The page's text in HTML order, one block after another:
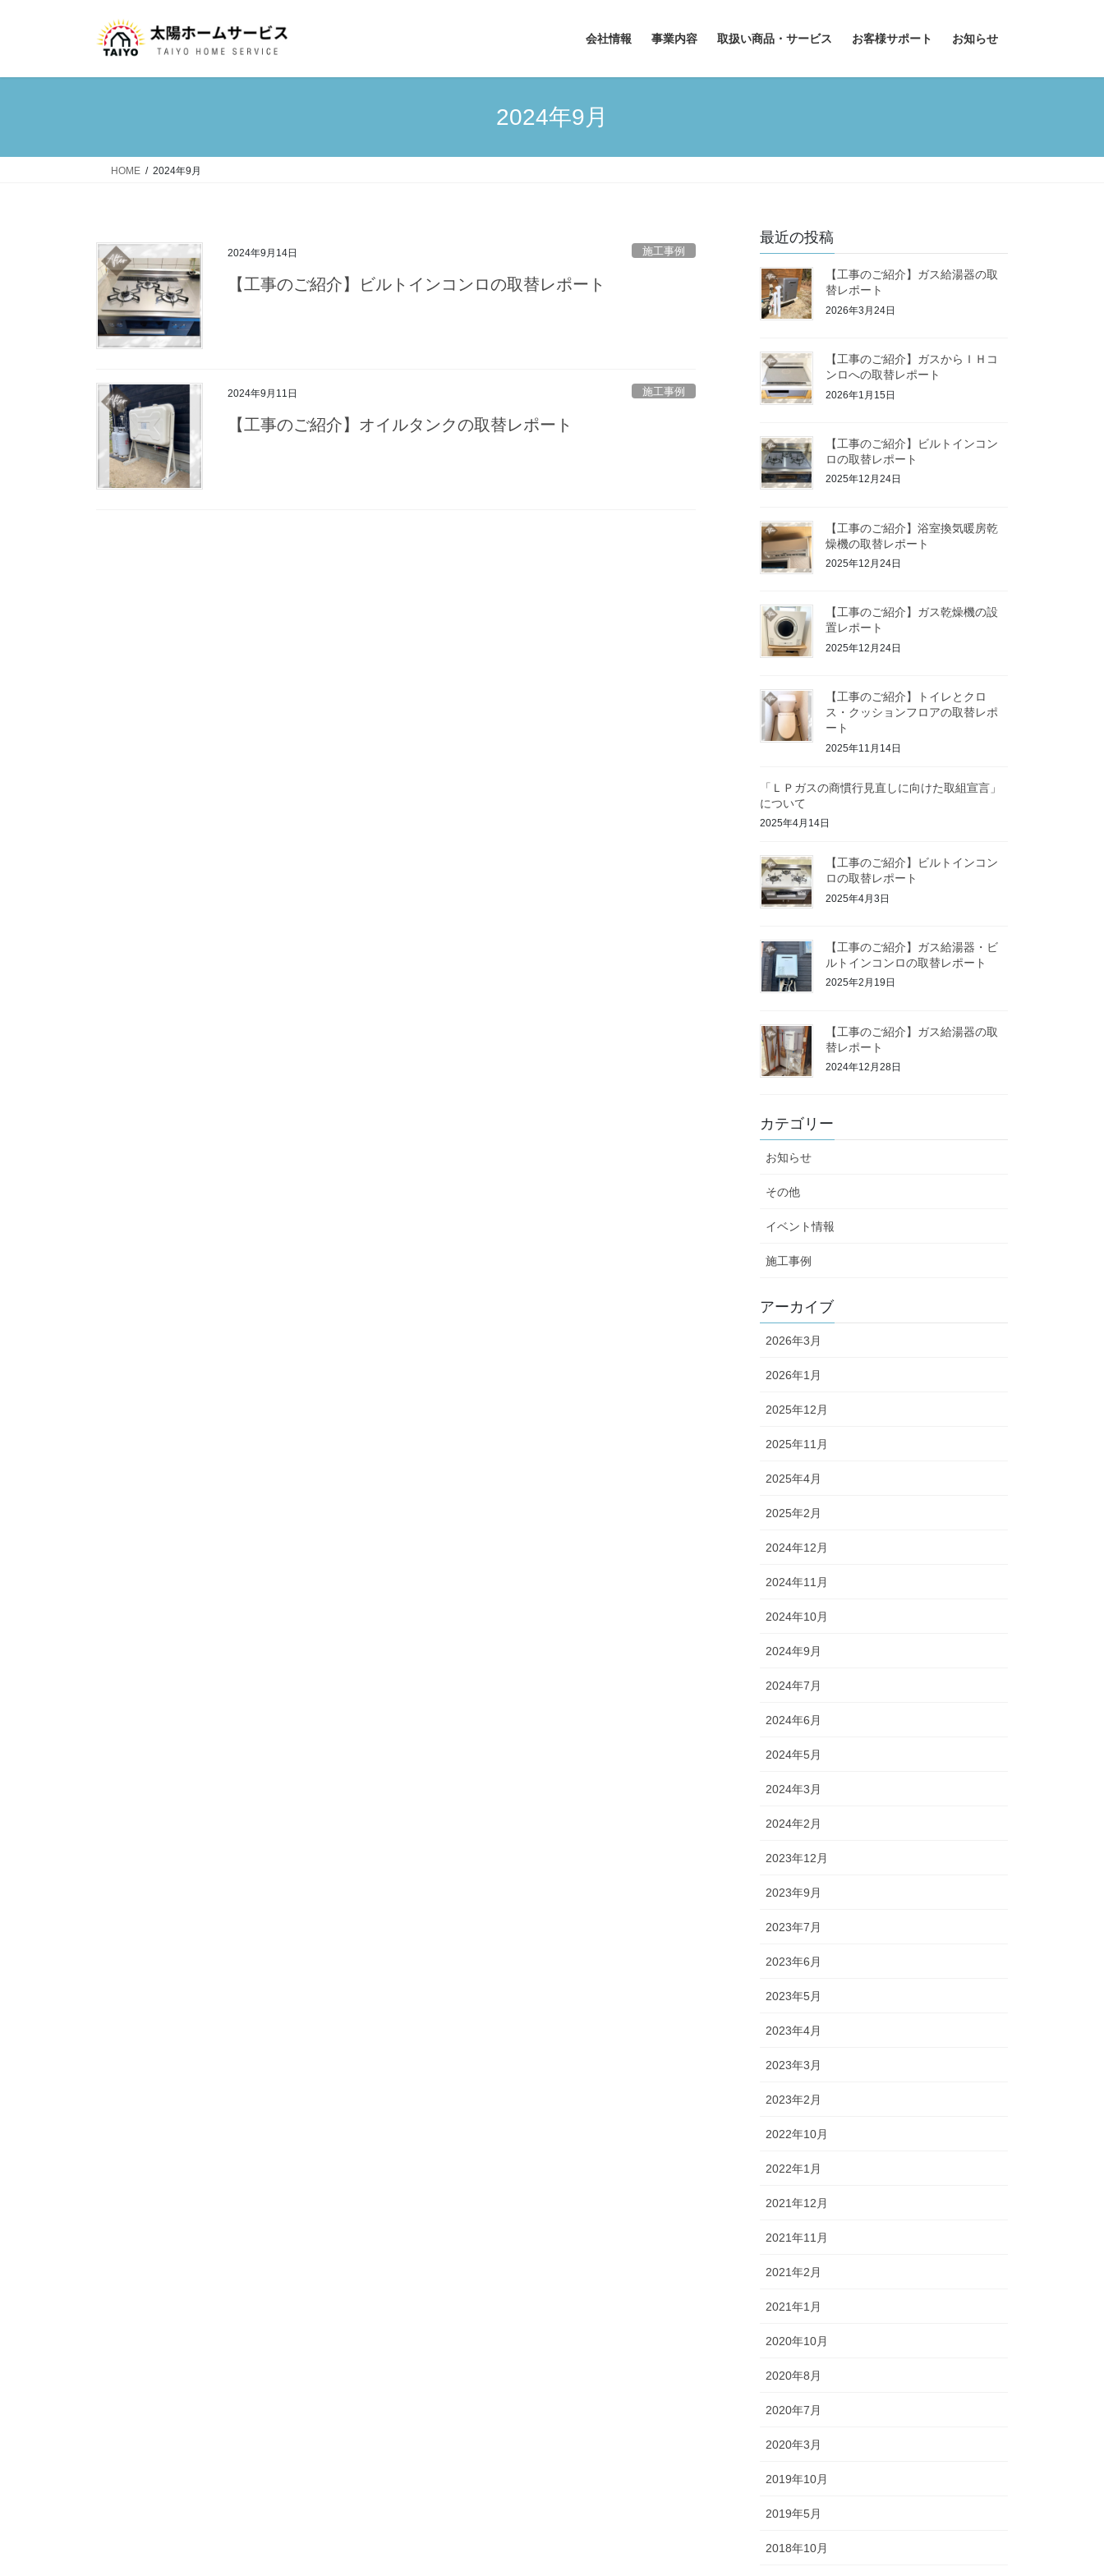
会社情報 事業内容 取扱い商品・サービス お客様サポート お知らせ
2024年9月
HOME 2024年9月
2024年9月14日 施工事例
【工事のご紹介】ビルトインコンロの取替レポート
2024年9月11日 施工事例
【工事のご紹介】オイルタンクの取替レポート
最近の投稿
【工事のご紹介】ガス給湯器の取
替レポート
2026年3月24日
【工事のご紹介】ガスからＩＨコ
ンロへの取替レポート
2026年1月15日
【工事のご紹介】ビルトインコン
ロの取替レポート
2025年12月24日
【工事のご紹介】浴室換気暖房乾
燥機の取替レポート
2025年12月24日
【工事のご紹介】ガス乾燥機の設
置レポート
2025年12月24日
【工事のご紹介】トイレとクロ
ス・クッションフロアの取替レポ
ート
2025年11月14日
「ＬＰガスの商慣行見直しに向けた取組宣言」
について
2025年4月14日
【工事のご紹介】ビルトインコン
ロの取替レポート
2025年4月3日
【工事のご紹介】ガス給湯器・ビ
ルトインコンロの取替レポート
2025年2月19日
【工事のご紹介】ガス給湯器の取
替レポート
2024年12月28日
カテゴリー
お知らせ
その他
イベント情報
施工事例
アーカイブ
2026年3月
2026年1月
2025年12月
2025年11月
2025年4月
2025年2月
2024年12月
2024年11月
2024年10月
2024年9月
2024年7月
2024年6月
2024年5月
2024年3月
2024年2月
2023年12月
2023年9月
2023年7月
2023年6月
2023年5月
2023年4月
2023年3月
2023年2月
2022年10月
2022年1月
2021年12月
2021年11月
2021年2月
2021年1月
2020年10月
2020年8月
2020年7月
2020年3月
2019年10月
2019年5月
2018年10月